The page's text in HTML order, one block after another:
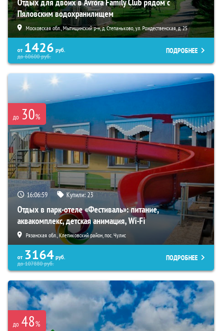
Пяловским водохранилищем
Московская обл., Мытищинский р-н, д. Степаньково, ул. Рождественская, д. 25
от 1426 руб.
до60600руб.
ПОДРОБНЕЕ
до 30%
16:06:58 Купили:23
Отдых в парк-отеле «Фестиваль»: питание,
аквакомплекс, детская анимация, Wi-Fi
Рязанская обл., Клепиковский район, пос. Чулис
от 3164 руб.
до107880руб.
ПОДРОБНЕЕ
до 48%